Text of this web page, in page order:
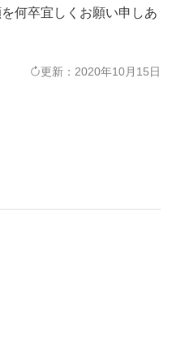
何卒宜しくお願い申しあ
更新：2020年10月15日